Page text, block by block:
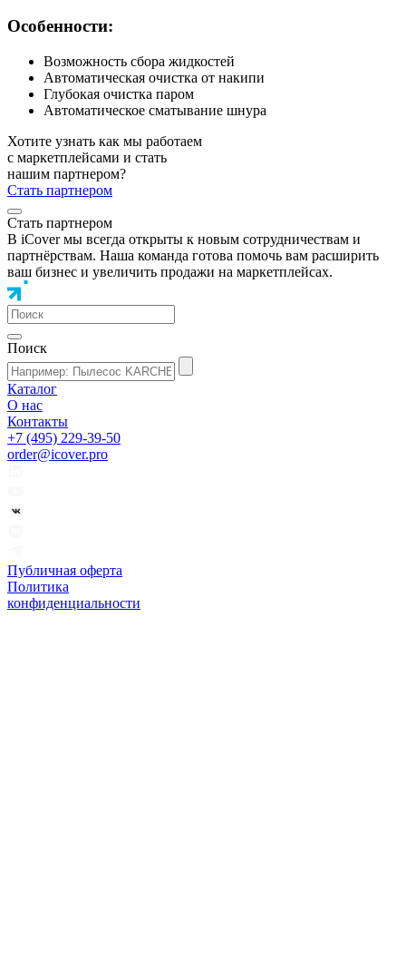
Особенности:
Возможность сбора жидкостей
Автоматическая очистка от накипи
Глубокая очистка паром
Автоматическое сматывание шнура
Хотите узнать как мы работаем
с маркетплейсами и стать
нашим партнером?
Стать партнером
Стать партнером
В iCover мы всегда открыты к новым сотрудничествам и
партнёрствам. Наша команда готова помочь вам расширить
ваш бизнес и увеличить продажи на маркетплейсах.
Поиск
Каталог
О нас
Контакты
+7 (495) 229-39-50
order@icover.pro
Публичная оферта
Политика
конфиденциальности